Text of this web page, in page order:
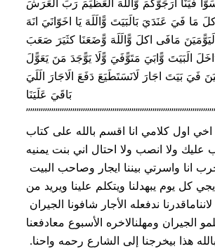
فَيَنَا ارَجَوّكمَ وّالَلَهَ الَعَظَيَمَ رَبَ الَعَرَشَ
مَا فَيَ عَنَدَيَ بَالَبَيَتَ وًّالَلَهَ يَا اخَوّانَيَ انَهَ
مَافَى اكلَ وًّالَلَهَ وًّضَعَنَا كثَيَرَ صَعَبَ
دَاخَلَ الَبَيَتَ وًّابَيَ مَتَوًّفَيَ وًّلَا يَوًّجَدَ مَنَ يَعَوًّلَ
فَيَ بَيَتَ اجَارَ لَانَسَتَطَيَعَ دَفَعَ الَاجَارَ الَلَيَ
بَاقَيَ عَلَيَنَا
اخي اول كلامي انا اقسم بالله على كتاب
عليك ولا انصب ولا احتال اني بنت يمنيه
انا واسرتي بيننا ايجار وصاحب البيت
كل يوم يبهدلنا ويتكلم علينا ويريد من
ندفعله الأجار شافونا الجيران
الجيران ومهلنالاخره الأسبوع معادفعنا
هذا بيخرجنا إلى الشارع رحمه واحنا.